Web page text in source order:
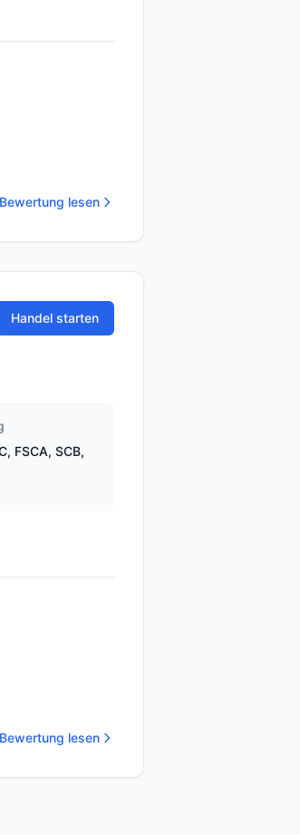
lesen
Handel starten
FSCA, SCB,
lesen